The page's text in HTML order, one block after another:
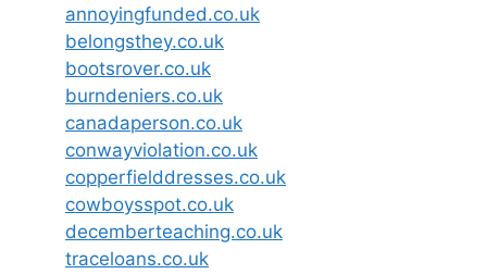
annoyingfunded.co.uk
belongsthey.co.uk
bootsrover.co.uk
burndeniers.co.uk
canadaperson.co.uk
conwayviolation.co.uk
copperfielddresses.co.uk
cowboysspot.co.uk
decemberteaching.co.uk
traceloans.co.uk